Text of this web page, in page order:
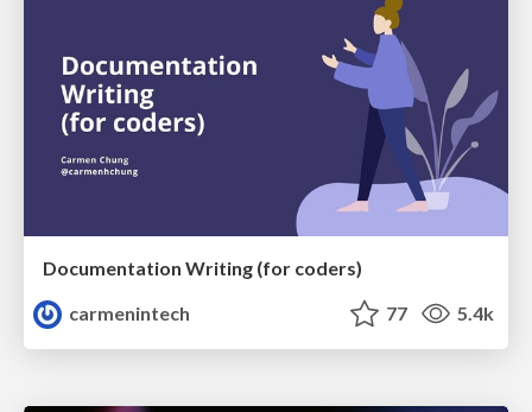
Documentation Writing (for coders)
carmenintech
77 5.4k